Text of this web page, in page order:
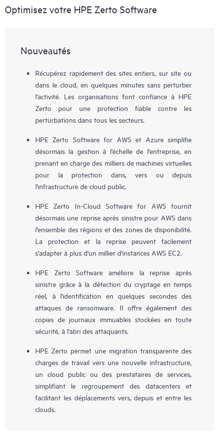
Optimisez votre HPE Zerto Software
Nouveautés
Récupérez rapidement des sites entiers, sur site ou
dans le cloud, en quelques minutes sans perturber
l'activité. Les organisations font confiance à HPE
Zerto pour une protection fiable contre les
perturbations dans tous les secteurs.
HPE Zerto Software for AWS et Azure simplifie
désormais la gestion à l'échelle de l'entreprise, en
prenant en charge des milliers de machines virtuelles
pour la protection dans, vers ou depuis
l'infrastructure de cloud public.
HPE Zerto In-Cloud Software for AWS fournit
désormais une reprise après sinistre pour AWS dans
l'ensemble des régions et des zones de disponibilité.
La protection et la reprise peuvent facilement
s'adapter à plus d'un millier d'instances AWS EC2.
HPE Zerto Software améliore la reprise après
sinistre grâce à la détection du cryptage en temps
réel, à l'identification en quelques secondes des
attaques de ransomware. Il offre également des
copies de journaux immuables stockées en toute
sécurité, à l'abri des attaquants.
HPE Zerto permet une migration transparente des
charges de travail vers une nouvelle infrastructure,
un cloud public ou des prestataires de services,
simplifiant le regroupement des datacenters et
facilitant les déplacements vers, depuis et entre les
clouds.